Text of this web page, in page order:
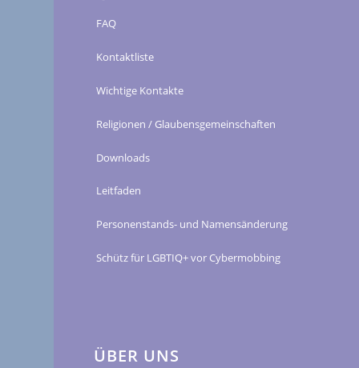
FAQ
Kontaktliste
Wichtige Kontakte
Religionen / Glaubensgemeinschaften
Downloads
Leitfaden
Personenstands- und Namensänderung
Schütz für LGBTIQ+ vor Cybermobbing
ÜBER UNS